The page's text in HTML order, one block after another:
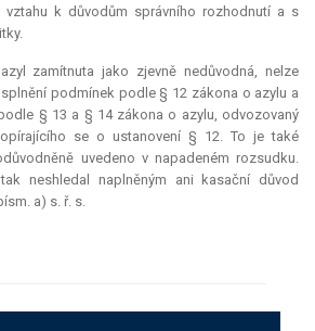
vztahu k důvodům správního rozhodnutí a s
zamítnuta jako zjevně nedůvodná, nelze
podmínek podle § 12 zákona o azylu a
§ 13 a § 14 zákona o azylu, odvozovaný
se o ustanovení § 12. To je také
uvedeno v napadeném rozsudku.
neshledal naplněným ani kasační důvod
a) s. ř. s.